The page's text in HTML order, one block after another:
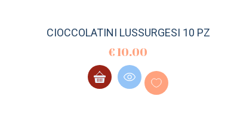
CIOCCOLATINI LUSSURGESI 10 PZ
€10.00